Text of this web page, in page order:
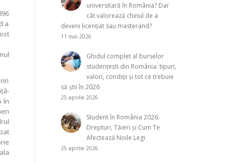
a
în
universitară în România? Dar
cât valorează chinul de a
deveni licențiat sau masterand?
11 mai 2026
Ghidul complet al burselor
studențești din România: tipuri,
valori, condiții și tot ce trebuie
să știi în 2026
25 aprilie 2026
Student în România 2026:
Drepturi, Tăieri și Cum Te
Afectează Noile Legi
25 aprilie 2026